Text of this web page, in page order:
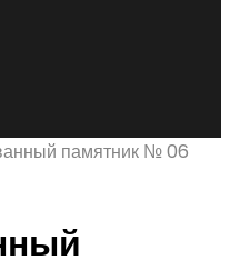
памятник № 06